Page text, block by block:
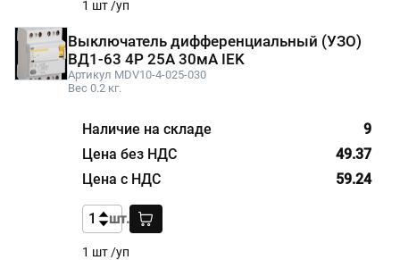
1 шт /уп
Выключатель дифференциальный (УЗО)
ВД1-63 4Р 25А 30мА IEK
Артикул MDV10-4-025-030
Вес 0.2 кг.
9
1 шт /уп
49.37
59.24
шт.